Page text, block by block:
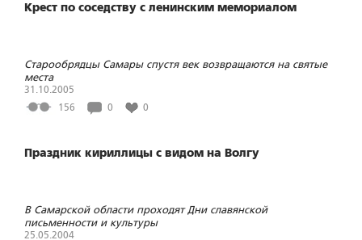
Крест по соседству с ленинским мемориалом
Старообрядцы Самары спустя век возвращаются на святые
места
31.10.2005
156
0 0
Праздник кириллицы с видом на Волгу
В Самарской области проходят Дни славянской
письменности и культуры
25.05.2004